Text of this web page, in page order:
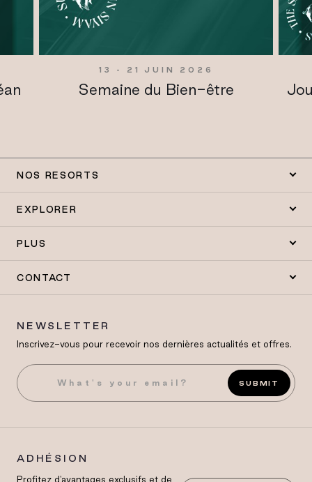
13 - 21 JUIN 2026
Semaine du Bien-être
NOS RESORTS
EXPLORER
PLUS
CONTACT
NEWSLETTER
Inscrivez-vous pour recevoir nos dernières actualités et offres.
SUBMIT
ADHÉSION
Profitez d'avantages exclusifs et de